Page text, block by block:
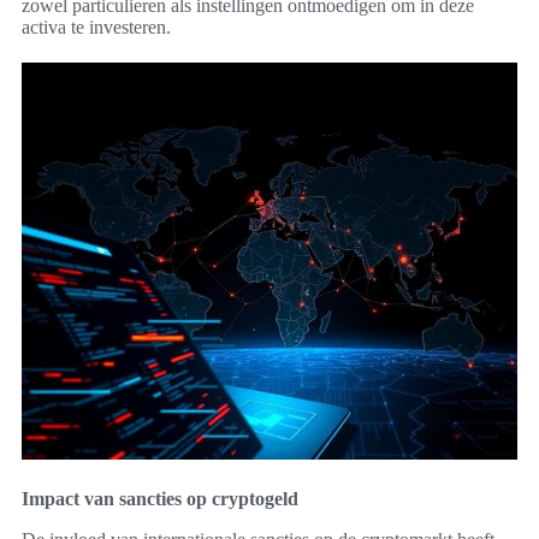
zowel particulieren als instellingen ontmoedigen om in deze
activa te investeren.
Impact van sancties op cryptogeld